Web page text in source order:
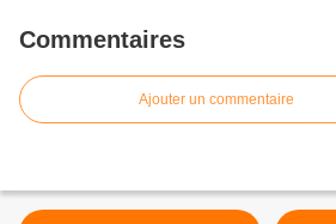
Commentaires
Ajouter un commentaire